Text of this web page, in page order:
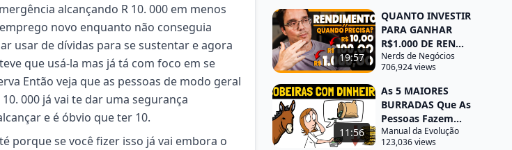
alcançando R 10. 000 em menos
novo enquanto não conseguia
usar de dívidas para se sustentar e agora
que usá-la mas já tá com foco em se
Então veja que as pessoas de modo geral
000 já vai te dar uma segurança
e é óbvio que ter 10.
porque se você fizer isso já vai embora o
19:57
QUANTO INVESTIR
PARA GANHAR
R$1.000 DE REN...
Nerds de Negócios
706,924 views
11:56
As 5 MAIORES
BURRADAS Que As
Pessoas Fazem...
Manual da Evolução
123,036 views